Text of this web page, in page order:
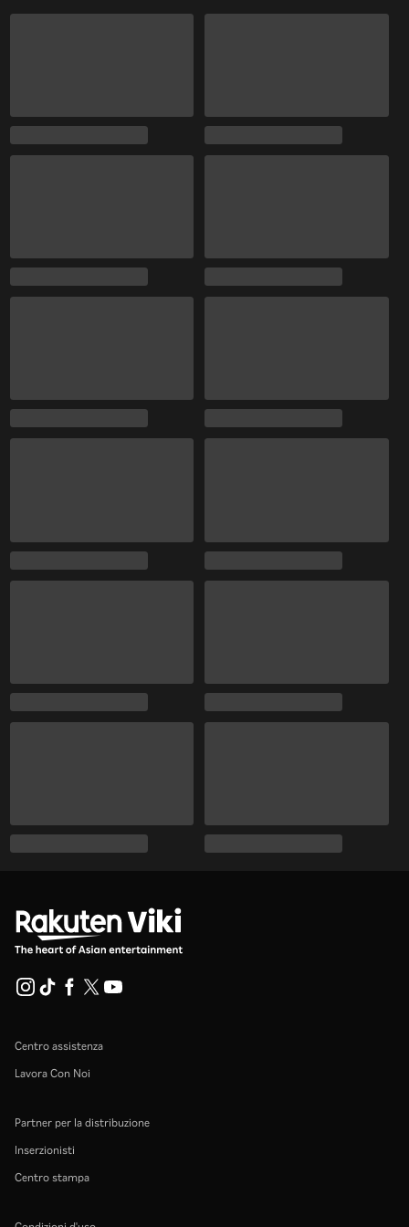
Centro assistenza
Lavora Con Noi
Partner per la distribuzione
Inserzionisti
Centro stampa